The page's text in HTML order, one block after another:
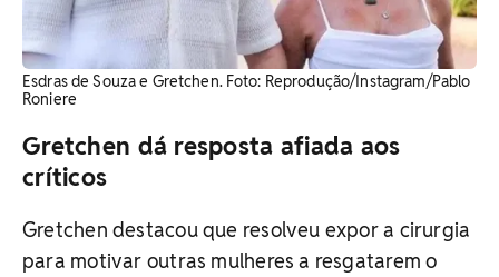
Esdras de Souza e Gretchen. Foto: Reprodução/Instagram/Pablo
Roniere
Gretchen dá resposta afiada aos
críticos
Gretchen destacou que resolveu expor a cirurgia
para motivar outras mulheres a resgatarem o